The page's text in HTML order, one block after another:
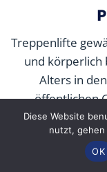
Treppenlifte
und körperlich
Alters in
öffentlichen
Treppenlift
Modell und
Diese Website
nutzt, gehen
OK